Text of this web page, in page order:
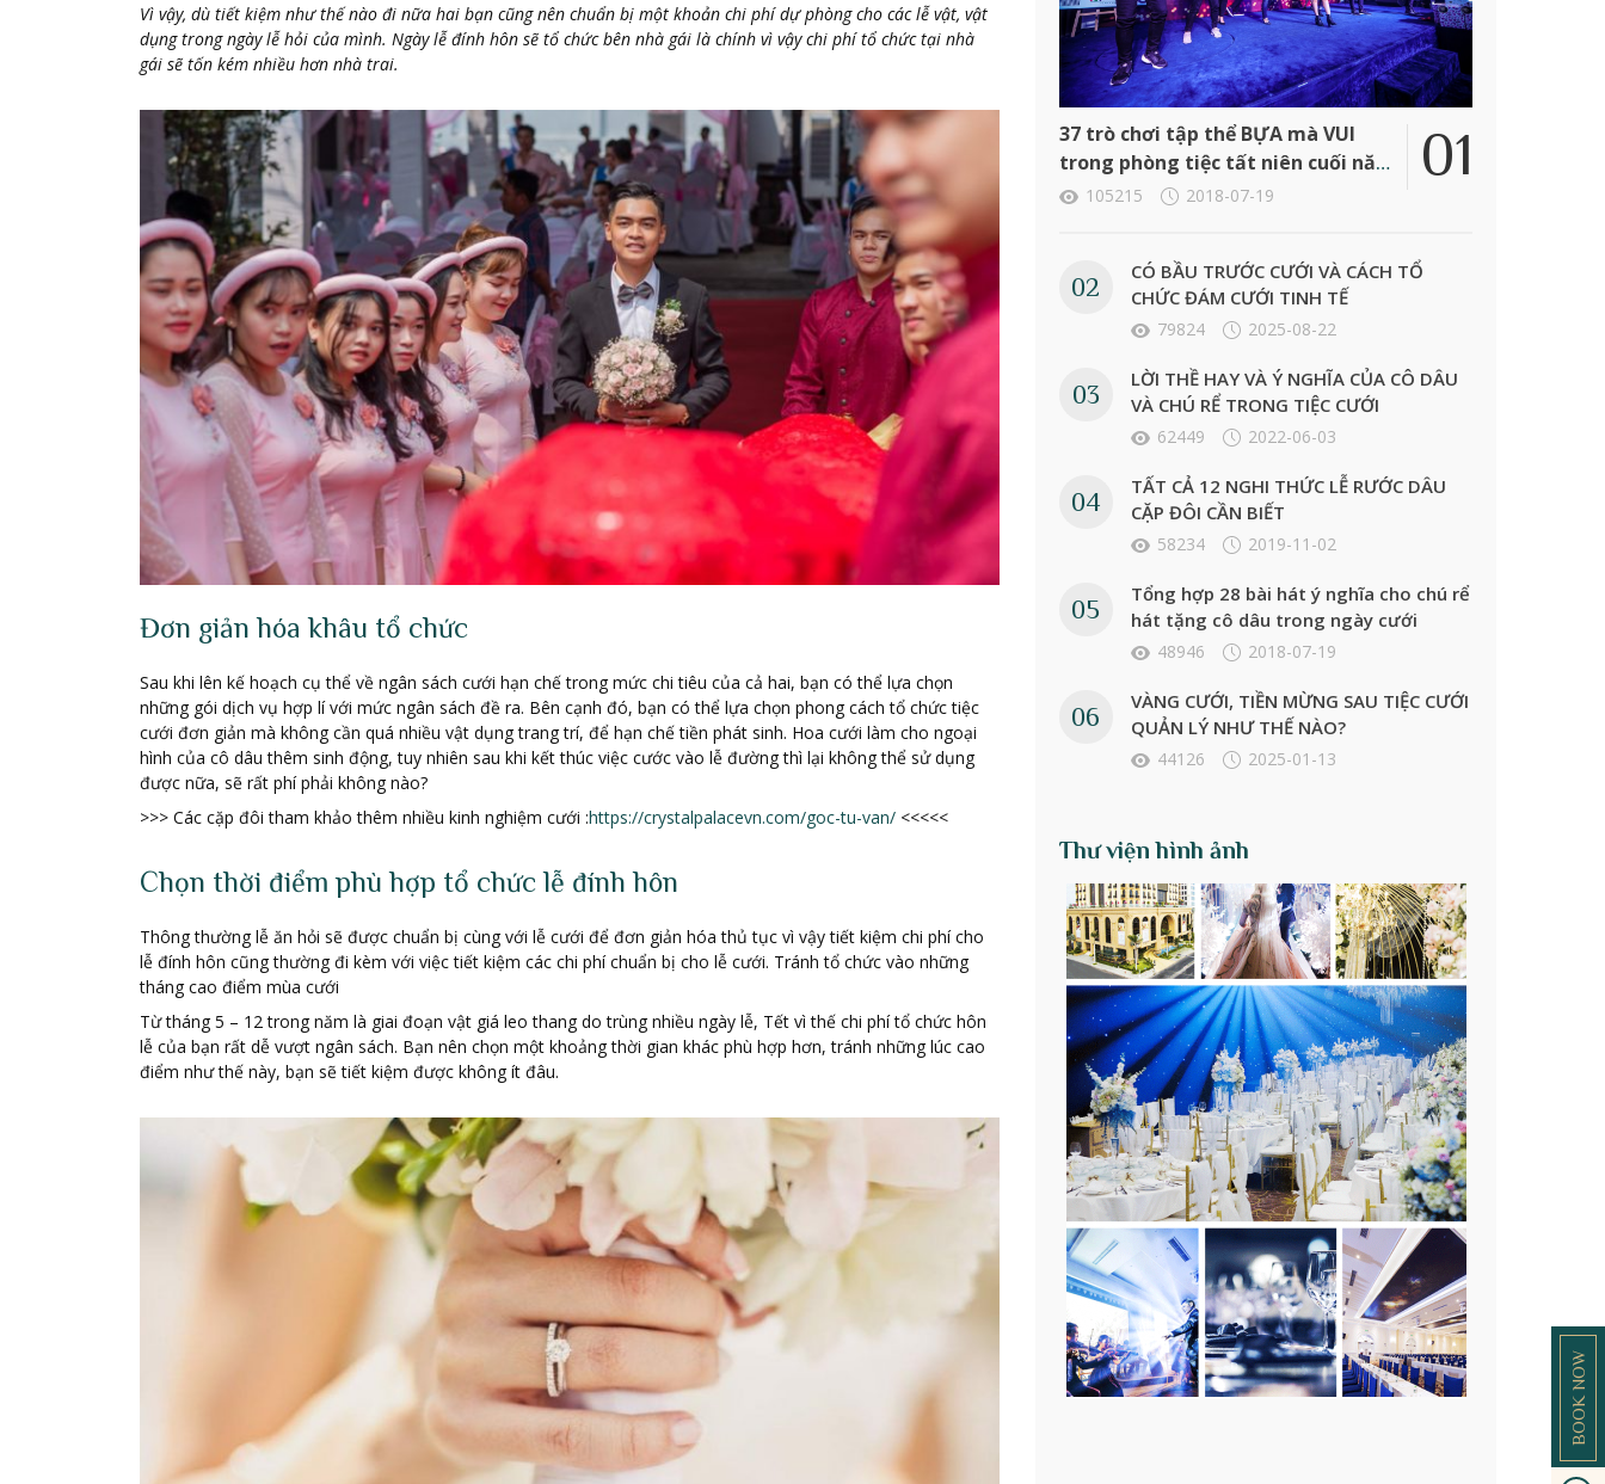
Vì vậy, dù tiết kiệm như thế nào đi nữa hai bạn cũng nên chuẩn bị một khoản chi phí dự phòng cho các lễ vật, vật
dụng trong ngày lễ hỏi của mình. Ngày lễ đính hôn sẽ tổ chức bên nhà gái là chính vì vậy chi phí tổ chức tại nhà
gái sẽ tốn kém nhiều hơn nhà trai.
Đơn giản hóa khâu tổ chức
Sau khi lên kế hoạch cụ thể về ngân sách cưới hạn chế trong mức chi tiêu của cả hai, bạn có thể lựa chọn
những gói dịch vụ hợp lí với mức ngân sách đề ra. Bên cạnh đó, bạn có thể lựa chọn phong cách tổ chức tiệc
cưới đơn giản mà không cần quá nhiều vật dụng trang trí, để hạn chế tiền phát sinh. Hoa cưới làm cho ngoại
hình của cô dâu thêm sinh động, tuy nhiên sau khi kết thúc việc cước vào lễ đường thì lại không thể sử dụng
được nữa, sẽ rất phí phải không nào?
>>> Các cặp đôi tham khảo thêm nhiều kinh nghiệm cưới :https://crystalpalacevn.com/goc-tu-van/ <<<<<
Chọn thời điểm phù hợp tổ chức lễ đính hôn
Thông thường lễ ăn hỏi sẽ được chuẩn bị cùng với lễ cưới để đơn giản hóa thủ tục vì vậy tiết kiệm chi phí cho
lễ đính hôn cũng thường đi kèm với việc tiết kiệm các chi phí chuẩn bị cho lễ cưới. Tránh tổ chức vào những
tháng cao điểm mùa cưới
Từ tháng 5 – 12 trong năm là giai đoạn vật giá leo thang do trùng nhiều ngày lễ, Tết vì thế chi phí tổ chức hôn
lễ của bạn rất dễ vượt ngân sách. Bạn nên chọn một khoảng thời gian khác phù hợp hơn, tránh những lúc cao
điểm như thế này, bạn sẽ tiết kiệm được không ít đâu.
37 trò chơi tập thể BỰA mà VUI
trong phòng tiệc tất niên cuối năm
công ty
105215 2018-07-19
CÓ BẦU TRƯỚC CƯỚI VÀ CÁCH TỔ
CHỨC ĐÁM CƯỚI TINH TẾ
79824 2025-08-22
LỜI THỀ HAY VÀ Ý NGHĨA CỦA CÔ DÂU
VÀ CHÚ RỂ TRONG TIỆC CƯỚI
62449 2022-06-03
TẤT CẢ 12 NGHI THỨC LỄ RƯỚC DÂU
CẶP ĐÔI CẦN BIẾT
58234 2019-11-02
Tổng hợp 28 bài hát ý nghĩa cho chú rể
hát tặng cô dâu trong ngày cưới
48946 2018-07-19
VÀNG CƯỚI, TIỀN MỪNG SAU TIỆC CƯỚI
QUẢN LÝ NHƯ THẾ NÀO?
44126 2025-01-13
Thư viện hình ảnh
BOOK NOW